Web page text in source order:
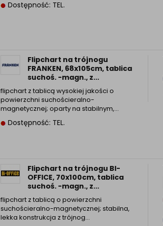
Dostępność: TEL.
Flipchart na trójnogu
FRANKEN, 68x105cm, tablica
suchoś. -magn., z...
flipchart z tablicą wysokiej jakości o
powierzchni suchościeralno-
magnetycznej; oparty na stabilnym,...
Dostępność: TEL.
Flipchart na trójnogu BI-
OFFICE, 70x100cm, tablica
suchoś. -magn., z...
flipchart z tablicą o powierzchni
suchościeralno-magnetycznej; stabilna,
lekka konstrukcja z trójnog...